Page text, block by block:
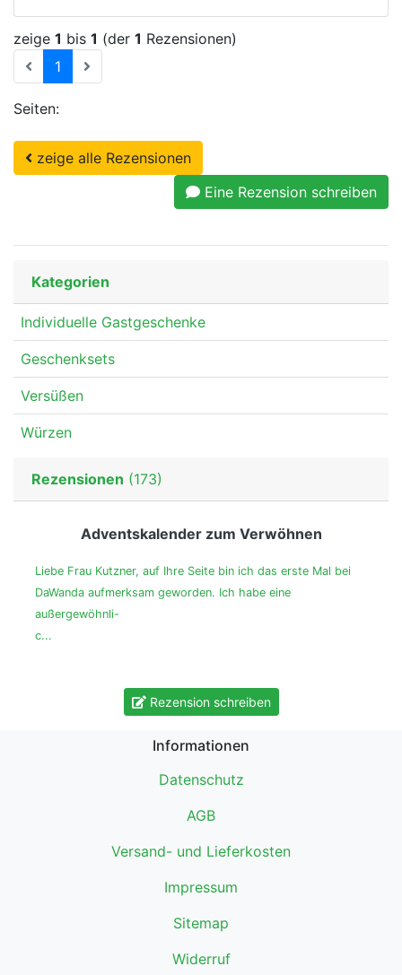
zeige 1 bis 1 (der 1 Rezensionen)
1 (current)
Seiten:
zeige alle Rezensionen
Eine Rezension schreiben
Kategorien
Individuelle Gastgeschenke
Geschenksets
Versüßen
Würzen
Rezensionen (173)
Adventskalender zum Verwöhnen
Liebe Frau Kutzner, auf Ihre Seite bin ich das erste Mal bei
DaWanda aufmerksam geworden. Ich habe eine
außergewöhnli-
c...
Rezension schreiben
Informationen
Datenschutz
AGB
Versand- und Lieferkosten
Impressum
Sitemap
Widerruf